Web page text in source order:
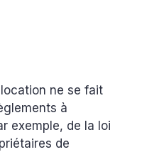
ne se fait
à
exemple, de la loi
de